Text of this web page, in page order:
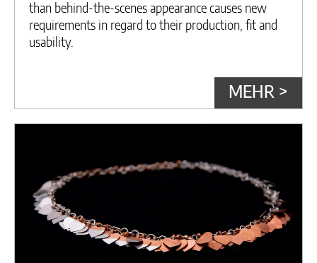
than behind-the-scenes appearance causes new
requirements in regard to their production, fit and
usability.
MEHR >